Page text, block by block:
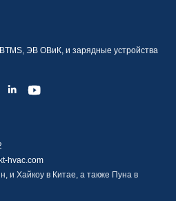
ЭВ ОВиК, и зарядные устройства
 
hvac.com
и Хайкоу в Китае, а также Пуна в